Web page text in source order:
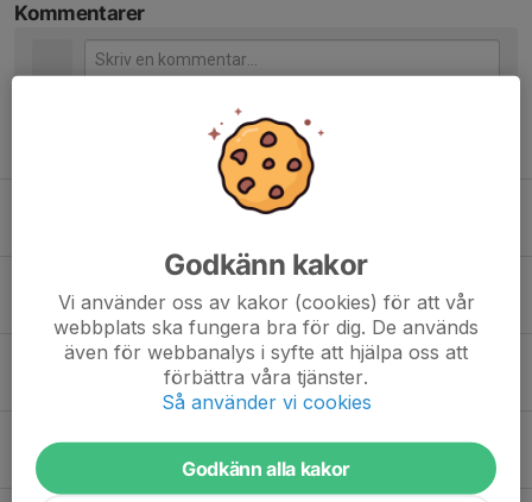
Kommentarer
Påminnelse utbildning
Utbildning Kidzvolley Level 1-3
19 mar, 16:18 0
Pappersbeställning
13 feb, 08:12 0
Level 4-6 stängt för nya spelare
0
Godkänn kakor
Vi använder oss av kakor (cookies) för att vår
webbplats ska fungera bra för dig. De används
även för webbanalys i syfte att hjälpa oss att
förbättra våra tjänster.
Så använder vi cookies
Godkänn alla kakor